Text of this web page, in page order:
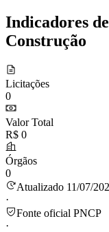
Indicadores
Construção
Licitações
0
Valor Total
R$ 0
Órgãos
0
Atualizado 11/07/
·
Fonte oficial PNCP
·